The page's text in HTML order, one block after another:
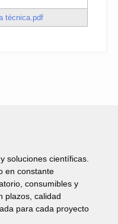
técnica.pdf
soluciones científicas.
en constante
consumibles y
plazos, calidad
para cada proyecto